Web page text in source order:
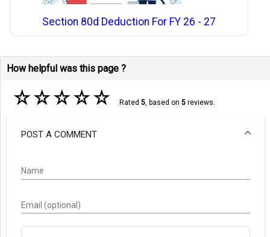
Section 80d Deduction For FY 26 - 27
How helpful was this page ?
☆☆☆☆☆ Rated 5, based on 5reviews.
POST A COMMENT
Name
Email (optional)